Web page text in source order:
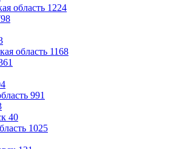
область 1224
область 1168
991
40
1025